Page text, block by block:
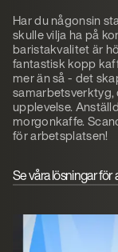
Har du någonsin
skulle vilja ha på
baristakvalitet är
fantastisk kopp
mer än så - det
samarbetsverktyg,
upplevelse.
morgonkaffe.
för arbetsplatsen!
Se våra lösningar